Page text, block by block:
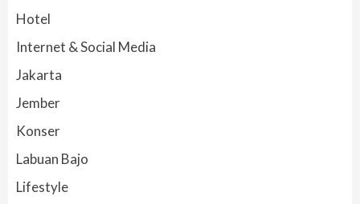
Hotel
Internet & Social Media
Jakarta
Jember
Konser
Labuan Bajo
Lifestyle